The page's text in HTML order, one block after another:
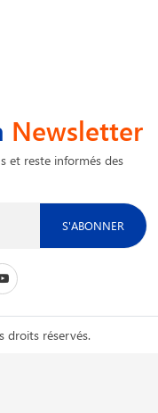
Newsletter
et reste informés des
S'ABONNER
droits réservés.